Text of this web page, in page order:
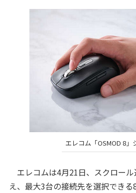
エレコム「OSMOD 8」
エレコムは4月21日、スクロー
え、最大3台の接続先を選択でき